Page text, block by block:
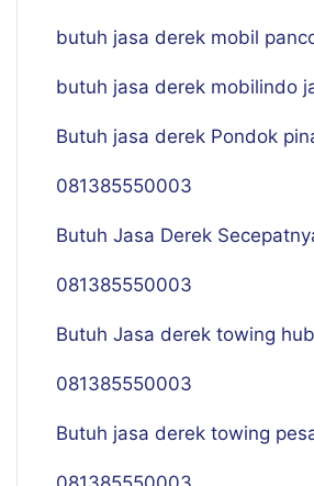
butuh jasa derek mobil
butuh jasa derek mobilindo
Butuh jasa derek Pondok
081385550003
Butuh Jasa Derek
081385550003
Butuh Jasa derek towing hub
081385550003
Butuh jasa derek towing